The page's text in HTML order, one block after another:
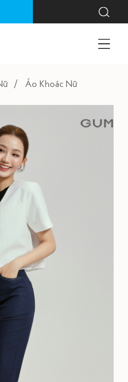
Áo Khoác Nữ